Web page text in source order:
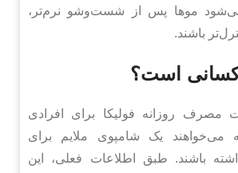
موها پس از شست‌وشو نرم‌تر،
باشند.
است؟
مصرف روزانه فولیکا برای افرادی
یک شامپوی ملایم برای
باشند. طبق اطلاعات فعلی، این